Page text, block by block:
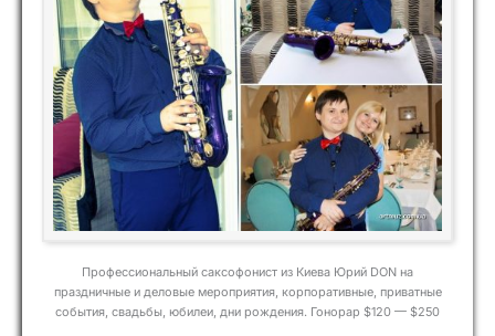
Профессиональный саксофонист из Киева Юрий DON на
праздничные и деловые мероприятия, корпоративные, приватные
события, свадьбы, юбилеи, дни рождения. Гонорар $120 — $250